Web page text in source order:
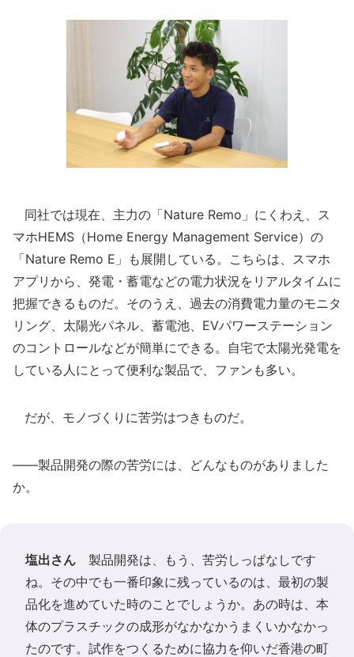
同社では現在、主力の「Nature Remo」にくわえ、ス
マホHEMS（Home Energy Management Service）の
「Nature Remo E」も展開している。こちらは、スマホ
アプリから、発電・蓄電などの電力状況をリアルタイムに
把握できるものだ。そのうえ、過去の消費電力量のモニタ
リング、太陽光パネル、蓄電池、EVパワーステーション
のコントロールなどが簡単にできる。自宅で太陽光発電を
している人にとって便利な製品で、ファンも多い。
だが、モノづくりに苦労はつきものだ。
――製品開発の際の苦労には、どんなものがありました
か。
塩出さん 製品開発は、もう、苦労しっぱなしです
ね。その中でも一番印象に残っているのは、最初の製
品化を進めていた時のことでしょうか。あの時は、本
体のプラスチックの成形がなかなかうまくいかなかっ
たのです。試作をつくるために協力を仰いだ香港の町